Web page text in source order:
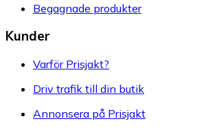
Begagnade produkter
Kunder
Varför Prisjakt?
Driv trafik till din butik
Annonsera på Prisjakt